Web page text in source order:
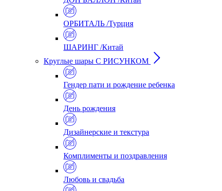
ОРБИТАЛЬ /Турция
ШАРИНГ /Китай
Круглые шары С РИСУНКОМ
Гендер пати и рождение ребенка
День рождения
Дизайнерские и текстура
Комплименты и поздравления
Любовь и свадьба